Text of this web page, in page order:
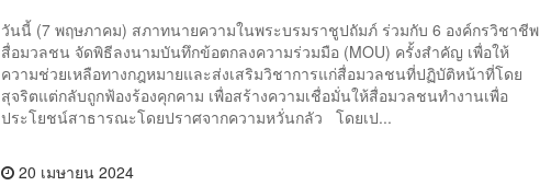
วันนี้ (​7 พฤษภาคม) สภาทนายความในพระบรมราชูปถัมภ์ ร่วมกับ 6 องค์กรวิชาชีพ
สื่อมวลชน จัดพิธีลงนามบันทึกข้อตกลงความร่วมมือ (MOU) ครั้งสำคัญ เพื่อให้
ความช่วยเหลือทางกฎหมายและส่งเสริมวิชาการแก่สื่อมวลชนที่ปฏิบัติหน้าที่โดย
สุจริตแต่กลับถูกฟ้องร้องคุกคาม เพื่อสร้างความเชื่อมั่นให้สื่อมวลชนทำงานเพื่อ
ประโยชน์สาธารณะโดยปราศจากความหวั่นกลัว โดยเป...
20 เมษายน 2024